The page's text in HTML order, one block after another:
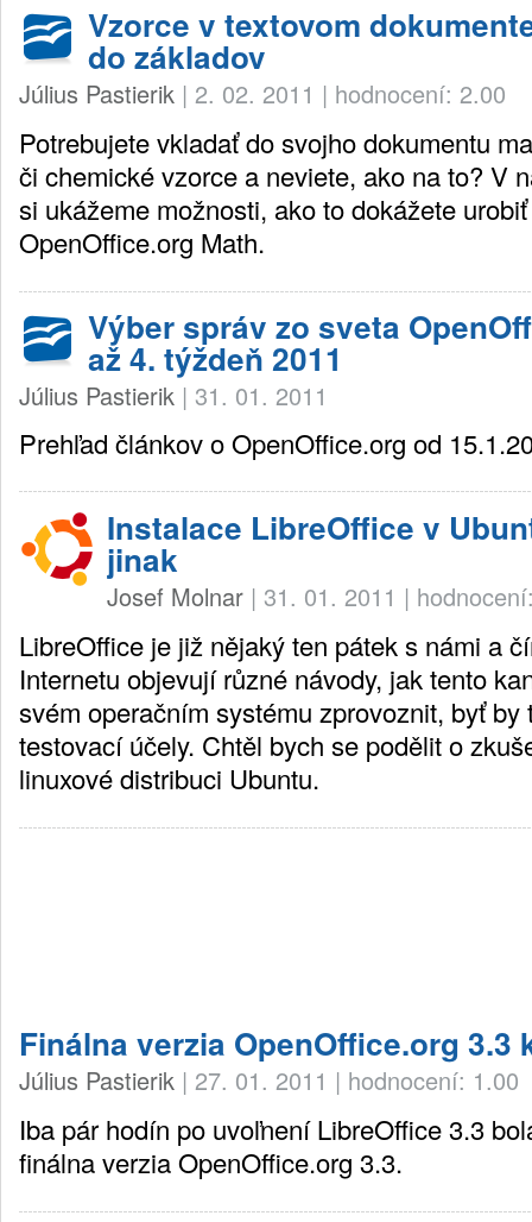
Vzorce v textovom
do základov
Július Pastierik | 2. 02. 2011 | hodnocení: 2.00
Potrebujete vkladať do svojho dokumentu
či chemické vzorce a neviete, ako na to? V
si ukážeme možnosti, ako to dokážete
OpenOffice.org Math.
Výber správ zo sveta
až 4. týždeň 2011
Július Pastierik | 31. 01. 2011
Prehľad článkov o OpenOffice.org od
Instalace LibreOffice v
jinak
Josef Molnar | 31. 01. 2011 |
LibreOffice je již nějaký ten pátek s námi a
Internetu objevují různé návody, jak tento
svém operačním systému zprovoznit, byť by
testovací účely. Chtěl bych se podělit o
linuxové distribuci Ubuntu.
Finálna verzia OpenOffice.org 3.3
Július Pastierik | 27. 01. 2011 | hodnocení: 1.00
Iba pár hodín po uvoľnení LibreOffice 3.3
finálna verzia OpenOffice.org 3.3.